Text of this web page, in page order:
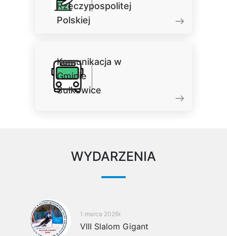
Rzeczypospolitej
Polskiej
Komunikacja w
Gminie
Sułkowice
WYDARZENIA
1 marca 2026r.
VIII Slalom Gigant